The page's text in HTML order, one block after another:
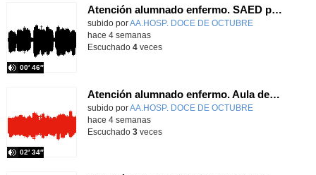
Atención alumnado enfermo. SAED primaria. José Nesh-Nash García
Contenido educativo.
subido porAA.HOSP. DOCE DE OCTUBRE
00′ 46″
-
hace 4 semanas
Escuchado 4veces
Atención alumnado enfermo. Aula dentro del hospital. Sara Martín Fernández.
Contenido educativo.
subido porAA.HOSP. DOCE DE OCTUBRE
02′ 34″
-
hace 4 semanas
Escuchado 3veces